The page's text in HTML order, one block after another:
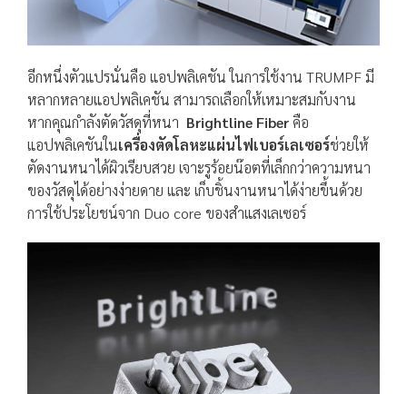
อีกหนึ่งตัวแปรนั่นคือ แอปพลิเคชัน ในการใช้งาน TRUMPF มี
หลากหลายแอปพลิเคชัน สามารถเลือกให้เหมาะสมกับงาน
หากคุณกำลังตัดวัสดุที่หนา Brightline Fiberคือ
แอปพลิเคชันในเครื่องตัดโลหะแผ่นไฟเบอร์เลเซอร์ช่วยให้
ตัดงานหนาได้ผิวเรียบสวย เจาะรูร้อยน๊อตที่เล็กกว่าความหนา
ของวัสดุได้อย่างง่ายดาย และ เก็บชิ้นงานหนาได้ง่ายขึ้นด้วย
การใช้ประโยชน์จาก Duo core ของสำแสงเลเซอร์